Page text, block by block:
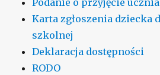
Podanie o przyjęcie
Karta zgłoszenia dziecka
szkolnej
Deklaracja dostępności
RODO